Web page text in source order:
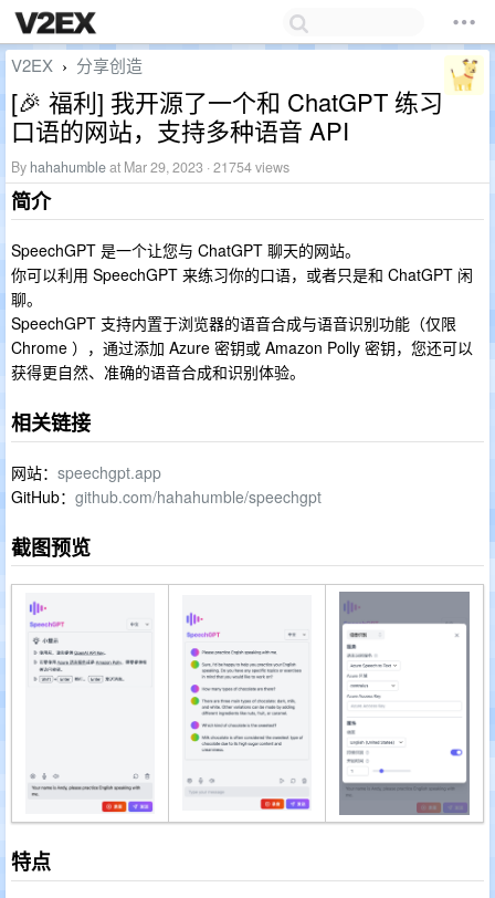
V2EX › 分享创造
[🎉 福利] 我开源了一个和 ChatGPT 练习
口语的网站，支持多种语音 API
By hahahumbleat Mar 29, 2023 · 21754 views
简介
SpeechGPT 是一个让您与 ChatGPT 聊天的网站。
你可以利用 SpeechGPT 来练习你的口语，或者只是和 ChatGPT 闲
聊。
SpeechGPT 支持内置于浏览器的语音合成与语音识别功能（仅限
Chrome ），通过添加 Azure 密钥或 Amazon Polly 密钥，您还可以
获得更自然、准确的语音合成和识别体验。
相关链接
网站： speechgpt.app
GitHub： github.com/hahahumble/speechgpt
截图预览
特点